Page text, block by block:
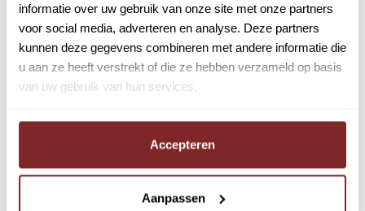
informatie over uw gebruik van onze site met onze partners
voor social media, adverteren en analyse. Deze partners
kunnen deze gegevens combineren met andere informatie die
u aan ze heeft verstrekt of die ze hebben verzameld op basis
van uw gebruik van hun services.
Accepteren
Aanpassen
Functie-eisen
Buschauffeur U-OV |
Personenvervoer | Utrecht
Rijbewijs D met code 95heeft, of bereid is
dit via ons te behalen.
Een geneeskundige verklaring